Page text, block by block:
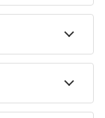
finanziellen